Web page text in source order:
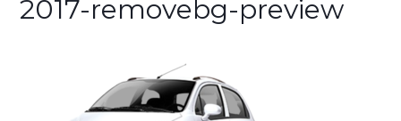
2017-removebg-preview